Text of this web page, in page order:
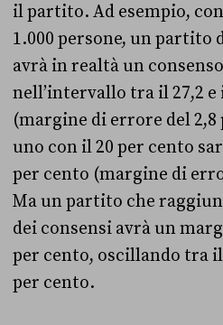
il partito. Ad esempio,
1.000 persone, un partito
avrà in realtà un
nell’intervallo tra il 27,2 e
(margine di errore del
uno con il 20 per cento
per cento (margine di
Ma un partito che
dei consensi avrà un
per cento, oscillando tra
per cento.